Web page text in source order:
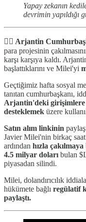
Yapay zekanın
devrimin yapıldığı
⛓️‍💥 Arjantin
para projesinin
karşı karşıya kaldı.
başlattıklarını ve Milei'yi
Geçtiğimiz hafta sosyal
tanıtan cumhurbaşkanı,
Arjantin'deki girişimlere
desteklemek üzere
Satın alım linkinin
Javier Milei'nin birkaç saat
ardından hızla çakılmaya
4.5 milyar doları bulan
piyasadan silindi.
Milei, dolandırıcılık
hükümete bağlı regülatif
paylaştı.